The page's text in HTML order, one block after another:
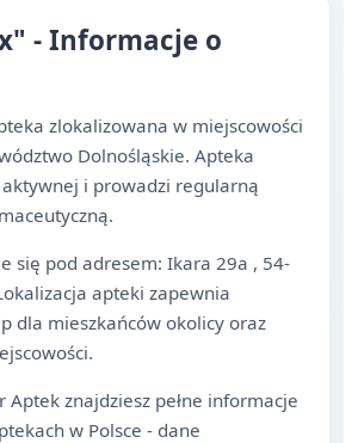
- Informacje o
zlokalizowana w miejscowości
Dolnośląskie. Apteka
i prowadzi regularną
się pod adresem: Ikara 29a , 54-
apteki zapewnia
dla mieszkańców okolicy oraz
Aptek znajdziesz pełne informacje
w Polsce - dane